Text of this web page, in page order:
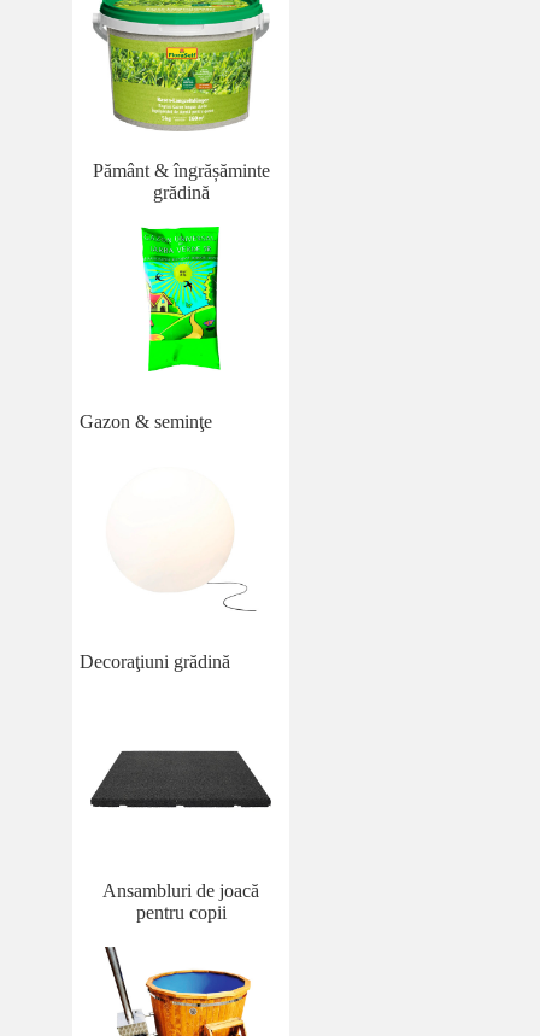
Pământ & îngrășăminte
grădină
Gazon & seminţe
Decoraţiuni grădină
Ansambluri de joacă
pentru copii